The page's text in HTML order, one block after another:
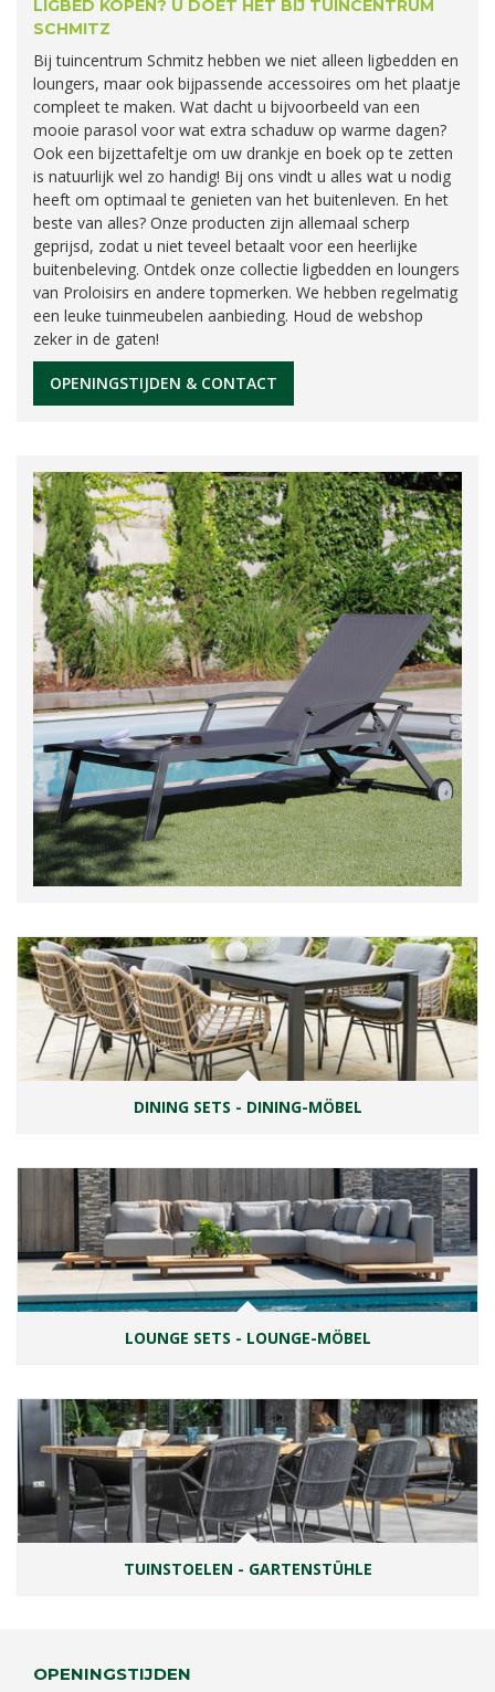
LIGBED KOPEN? U DOET HET BIJ TUINCENTRUM
SCHMITZ
Bij tuincentrum Schmitz hebben we niet alleen ligbedden en
loungers, maar ook bijpassende accessoires om het plaatje
compleet te maken. Wat dacht u bijvoorbeeld van een
mooie parasol voor wat extra schaduw op warme dagen?
Ook een bijzettafeltje om uw drankje en boek op te zetten
is natuurlijk wel zo handig! Bij ons vindt u alles wat u nodig
heeft om optimaal te genieten van het buitenleven. En het
beste van alles? Onze producten zijn allemaal scherp
geprijsd, zodat u niet teveel betaalt voor een heerlijke
buitenbeleving. Ontdek onze collectie ligbedden en loungers
van Proloisirs en andere topmerken. We hebben regelmatig
een leuke tuinmeubelen aanbieding. Houd de webshop
zeker in de gaten!
OPENINGSTIJDEN & CONTACT
DINING SETS - DINING-MÖBEL
LOUNGE SETS - LOUNGE-MÖBEL
TUINSTOELEN - GARTENSTÜHLE
OPENINGSTIJDEN